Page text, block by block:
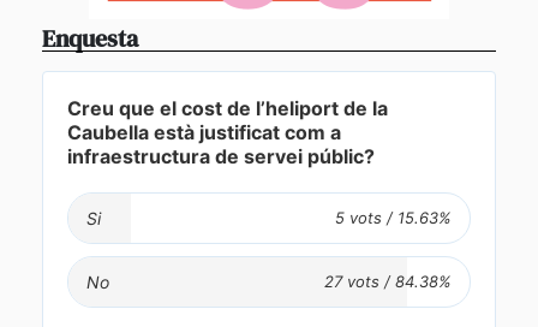
Enquesta
Creu que el cost de l’heliport de la
Caubella està justificat com a
infraestructura de servei públic?
Si
No